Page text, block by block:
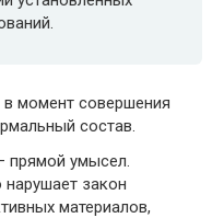
в момент совершения
состав.
прямой умысел.
закон
материалов,